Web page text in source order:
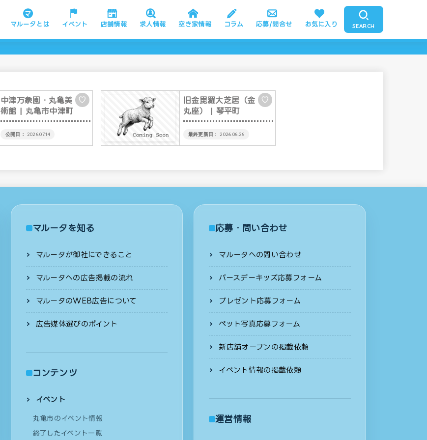
マルータとは イベント 店舗情報 求人情報 空き家情報 コラム 応募/問合せ お気に入り SEARCH
中津万象園・丸亀美
術館
♡
| 丸亀市中津町
2026.07.14
旧金毘羅大芝居（金
丸座）
♡
| 琴平町
2026.06.26
マルータを知る
マルータが御社にできること
マルータへの広告掲載の流れ
マルータのWEB広告について
広告媒体選びのポイント
コンテンツ
イベント
丸亀市のイベント情報
終了したイベント一覧
応募・問い合わせ
マルータへの問い合わせ
バースデーキッズ応募フォーム
プレゼント応募フォーム
ペット写真応募フォーム
新店舗オープンの掲載依頼
イベント情報の掲載依頼
運営情報